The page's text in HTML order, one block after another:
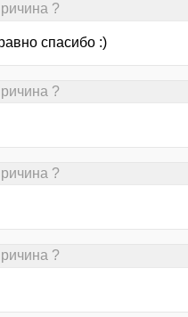
?
спасибо :)
?
?
?